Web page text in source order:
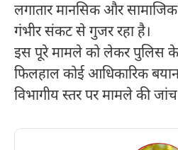
लगातार मानसिक और
गंभीर संकट से गुजर रहा है।
इस पूरे मामले को लेकर पुलिस के
फिलहाल कोई आधिकारिक
विभागीय स्तर पर मामले की जांच